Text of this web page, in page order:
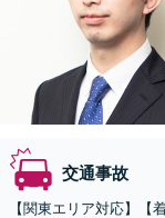
交通事故
【関東エリア対応】【